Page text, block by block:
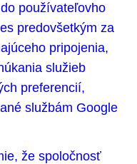
používateľovho
predovšetkým za
pripojenia,
služieb
preferencií,
službám Google
že spoločnosť